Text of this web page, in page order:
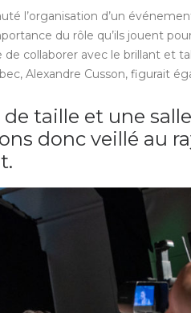
l’organisation d’un
du rôle qu’ils jouent
de collaborer avec le brillant et
Alexandre Cusson, figurait
taille et une
donc veillé au